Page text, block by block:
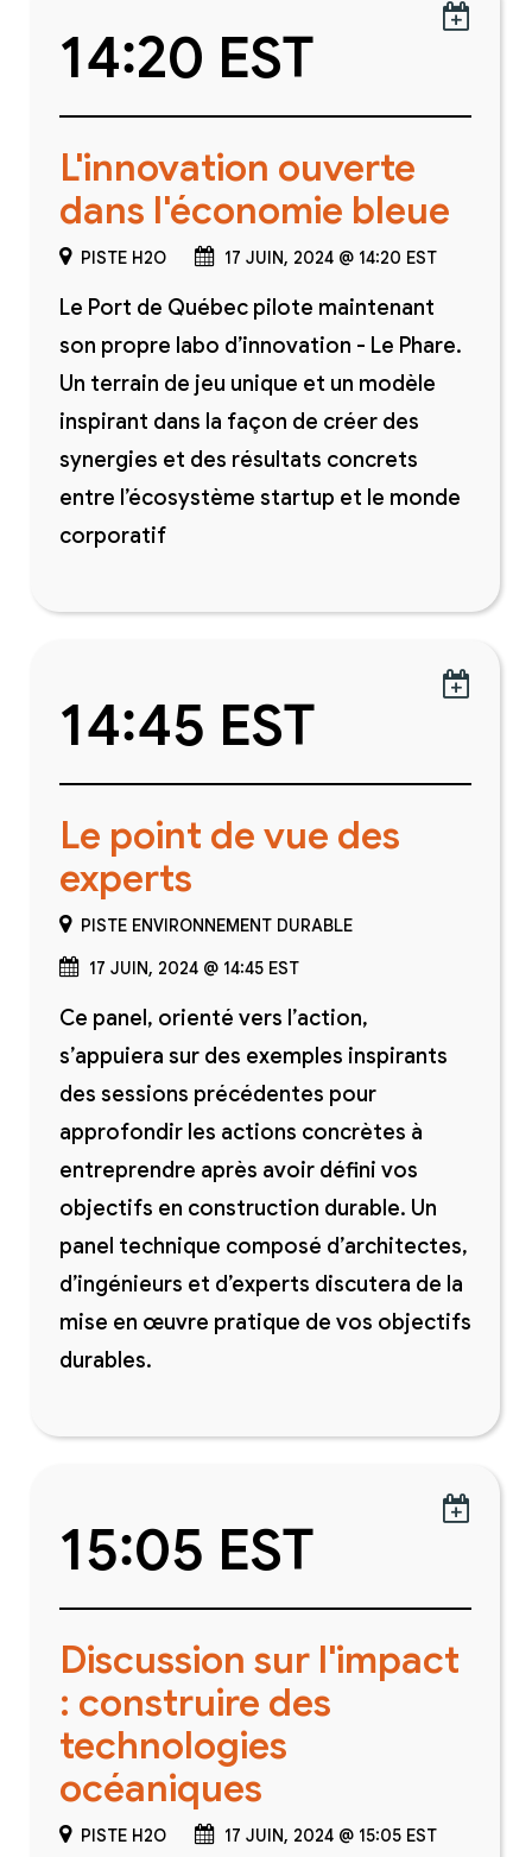

14:20 EST
L'innovation ouverte
dans l'économie bleue
PISTE H2O 17 JUIN, 2024 @ 14:20 EST
Le Port de Québec pilote maintenant
son propre labo d’innovation - Le Phare.
Un terrain de jeu unique et un modèle
inspirant dans la façon de créer des
synergies et des résultats concrets
entre l’écosystème startup et le monde
corporatif

14:45 EST
Le point de vue des
experts
PISTE ENVIRONNEMENT DURABLE
17 JUIN, 2024 @ 14:45 EST
Ce panel, orienté vers l’action,
s’appuiera sur des exemples inspirants
des sessions précédentes pour
approfondir les actions concrètes à
entreprendre après avoir défini vos
objectifs en construction durable. Un
panel technique composé d’architectes,
d’ingénieurs et d’experts discutera de la
mise en œuvre pratique de vos objectifs
durables.

15:05 EST
Discussion sur l'impact
: construire des
technologies
océaniques
PISTE H2O 17 JUIN, 2024 @ 15:05 EST